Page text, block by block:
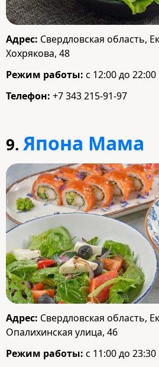
Адрес: Свердловская область,
Хохрякова, 48
Режим работы: с 12:00 до 22:00
Телефон: +7 343 215-91-97
9. Япона Мама
Адрес: Свердловская область,
Опалихинская улица, 46
Режим работы: с 11:00 до 23:30